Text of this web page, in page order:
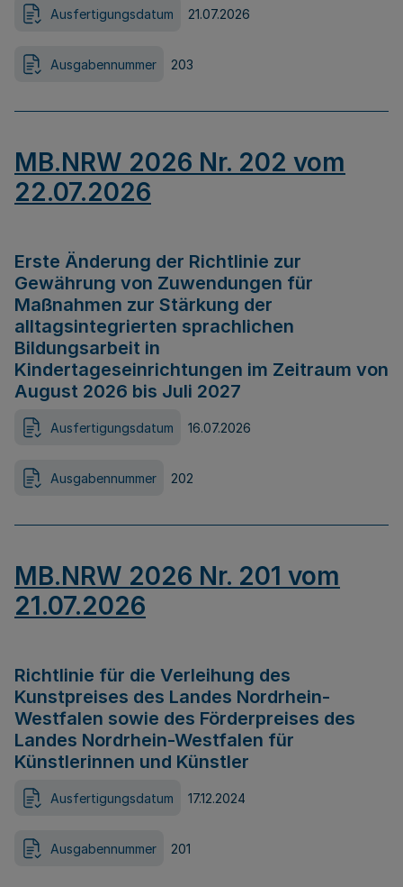
Ausfertigungsdatum 21.07.2026
Ausgabennummer 203
MB.NRW 2026 Nr. 202 vom
22.07.2026
Erste Änderung der Richtlinie zur
Gewährung von Zuwendungen für
Maßnahmen zur Stärkung der
alltagsintegrierten sprachlichen
Bildungsarbeit in
Kindertageseinrichtungen im Zeitraum von
August 2026 bis Juli 2027
Ausfertigungsdatum 16.07.2026
Ausgabennummer 202
MB.NRW 2026 Nr. 201 vom
21.07.2026
Richtlinie für die Verleihung des
Kunstpreises des Landes Nordrhein-
Westfalen sowie des Förderpreises des
Landes Nordrhein-Westfalen für
Künstlerinnen und Künstler
Ausfertigungsdatum 17.12.2024
Ausgabennummer 201